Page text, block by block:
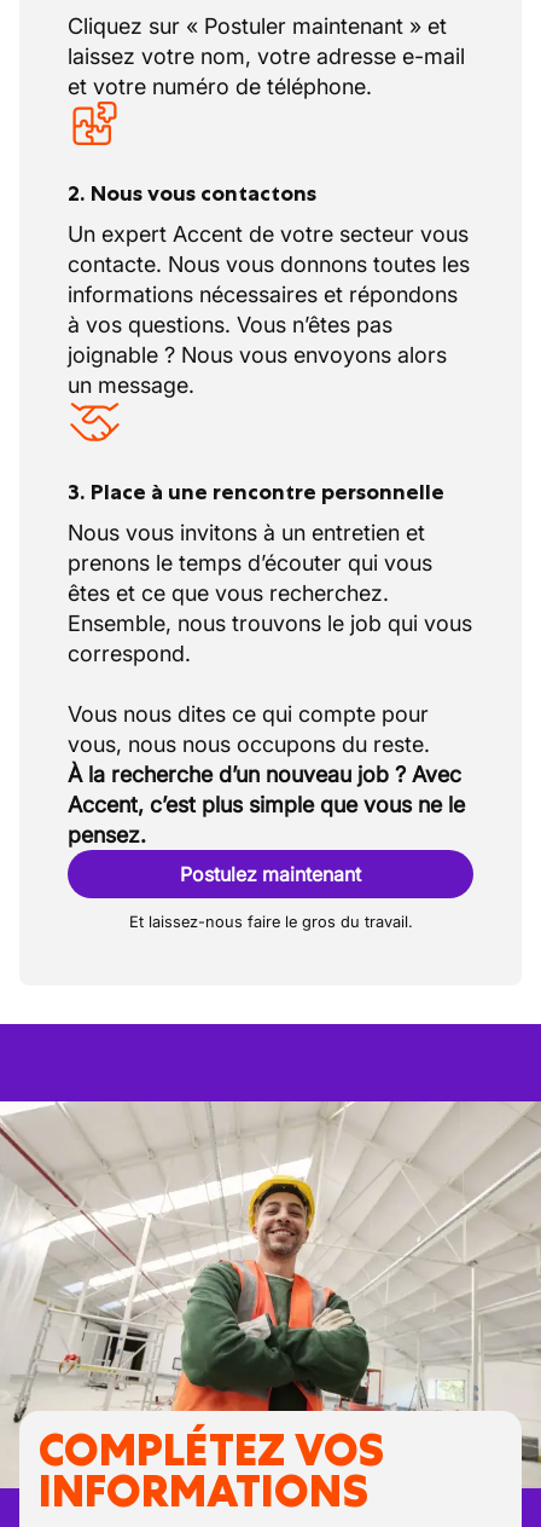
Cliquez sur « Postuler maintenant » et
laissez votre nom, votre adresse e-mail
et votre numéro de téléphone.
2. Nous vous contactons
Un expert Accent de votre secteur vous
contacte. Nous vous donnons toutes les
informations nécessaires et répondons
à vos questions. Vous n’êtes pas
joignable ? Nous vous envoyons alors
un message.
3. Place à une rencontre personnelle
Nous vous invitons à un entretien et
prenons le temps d’écouter qui vous
êtes et ce que vous recherchez.
Ensemble, nous trouvons le job qui vous
correspond.
Vous nous dites ce qui compte pour
À la recherche d’un nouveau job ? Avec
Accent, c’est plus simple que vous ne le
pensez.
Postulez maintenant
Et laissez-nous faire le gros du travail.
COMPLÉTEZ VOS
INFORMATIONS